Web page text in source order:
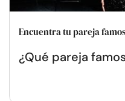
Encuentra tu pareja
¿Qué pareja